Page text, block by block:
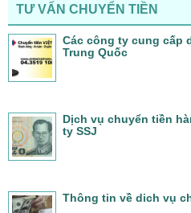
TƯ VẤN CHUYỂN TIỀN
Các công ty cung cấp
Trung Quốc
Dịch vụ chuyển tiền
ty SSJ
Thông tin về dich vụ